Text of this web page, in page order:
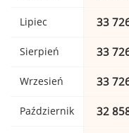
Lipiec 33
Sierpień 33
Wrzesień 33
Październik 32